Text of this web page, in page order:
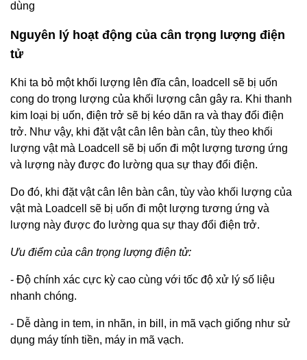
dùng
Nguyên lý hoạt động của cân trọng lượng điện
tử
Khi ta bỏ một khối lượng lên đĩa cân, loadcell sẽ bị uốn
cong do trọng lượng của khối lượng cân gây ra. Khi thanh
kim loại bị uốn, điện trở sẽ bị kéo dãn ra và thay đổi điện
trở. Như vậy, khi đặt vật cân lên bàn cân, tùy theo khối
lượng vật mà Loadcell sẽ bị uốn đi một lượng tương ứng
và lượng này được đo lường qua sự thay đổi điện.
Do đó, khi đặt vật cân lên bàn cân, tùy vào khối lượng của
vật mà Loadcell sẽ bị uốn đi một lượng tương ứng và
lượng này được đo lường qua sự thay đổi điện trở.
Ưu điểm của cân trọng lượng điện tử:
- Độ chính xác cực kỳ cao cùng với tốc độ xử lý số liệu
nhanh chóng.
- Dễ dàng in tem, in nhãn, in bill, in mã vạch giống như sử
dụng máy tính tiền, máy in mã vạch.